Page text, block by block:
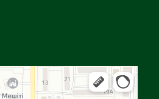
орындарды іздеу